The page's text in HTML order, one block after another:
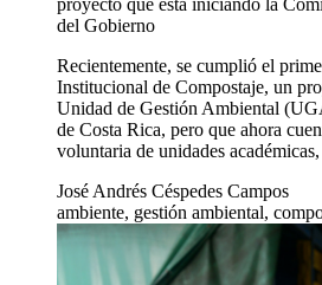
proyecto que está iniciando la
del Gobierno
Recientemente, se cumplió el
Institucional de Compostaje, un
Unidad de Gestión Ambiental
de Costa Rica, pero que ahora
voluntaria de unidades
José Andrés Céspedes Campos
ambiente, gestión ambiental,